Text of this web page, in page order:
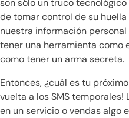
son sólo un truco
de tomar control de su
nuestra información
tener una herramienta como
como tener un arma secreta.
Entonces, ¿cuál es tu
vuelta a los SMS
en un servicio o vendas algo